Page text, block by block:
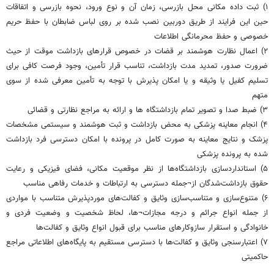
۱) ثبت داده مکانی محل بازرسی، زمان آن و نوع ورود، نحوه بازرسی و اتفاقات
حین این فرایند از طریق دوربین نصب شده بر روی لباس ضابطان با حفظ حریم
خصوصی و حفظ محرمانگی اطلاعات
۲) اعمال نظارت هوشمند بر قضات در خصوص قرارهای بازداشت موقت از حیث
ضرورت صدور، تمدید مدت بازداشت، تناسب قرار تأمین، وجود فرصت کافی برای
تسلیم کفیل یا وثیقه و یا امکان پذیرش با توجه به تأمین معرفی شده از سوی
متهم
۳) ضبط صدا و تصویر تمام بازداشتگاه ها و ارائه به مراجع نظارتی و قضائی
۴) انجام معاینه پزشکی به محض بازداشت و ثبت هوشمند و سیستمی مشخصات
پزشک و نتایج معاینه به صورت کامل در پرونده با امکان دسترسی فرد بازداشت
شده به پرونده پزشکی
۵) استانداردسازی بازداشتگاه‌ها از نظر موقعیت مکانی، فضای فیزیکی و رعایت
حقوق بازداشت‌شدگان از¬جمله دسترسی به ارتباطات و خدمات رفاهی مناسب
۶) متنوع‌سازی و متناسب‌سازی وثایق و کفالت‌های موردپذیرش متناسب با مواردی
از جمله انواع جرائم و درجه مجازات¬ها، لحاظ شخصیت و وضعیت فردی و
خانوادگی و استقرار سازوکارهای مناسب برای قبول انواع وثایق و کفالت‌ها
۷) اعتبارسنجی وثایق و کفالت‌ها با دسترسی مستقیم به پایگاه‌های اطلاعاتی مراجع
حاکمیتی